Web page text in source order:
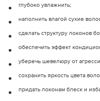
глубоко увлажнить;
наполнить влагой сухие
сделать структуру локонов
обеспечить эффект
уберечь шевелюру от
сохранить яркость цвета
придать локонам блеск и